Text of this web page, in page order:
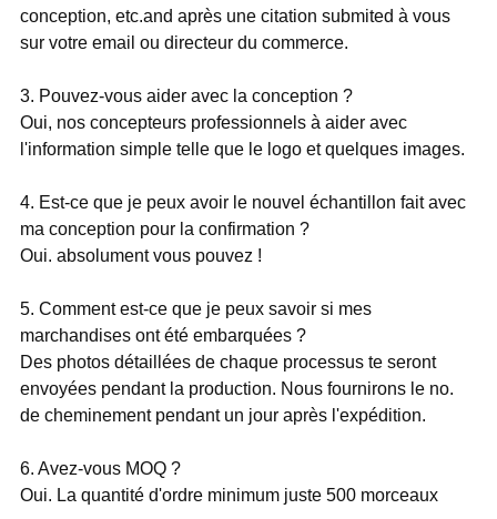
conception, etc.and après une citation submited à vous
sur votre email ou directeur du commerce.
3. Pouvez-vous aider avec la conception ?
Oui, nos concepteurs professionnels à aider avec
l'information simple telle que le logo et quelques images.
4. Est-ce que je peux avoir le nouvel échantillon fait avec
ma conception pour la confirmation ?
Oui. absolument vous pouvez !
5. Comment est-ce que je peux savoir si mes
marchandises ont été embarquées ?
Des photos détaillées de chaque processus te seront
envoyées pendant la production. Nous fournirons le no.
de cheminement pendant un jour après l'expédition.
6. Avez-vous MOQ ?
Oui. La quantité d'ordre minimum juste 500 morceaux